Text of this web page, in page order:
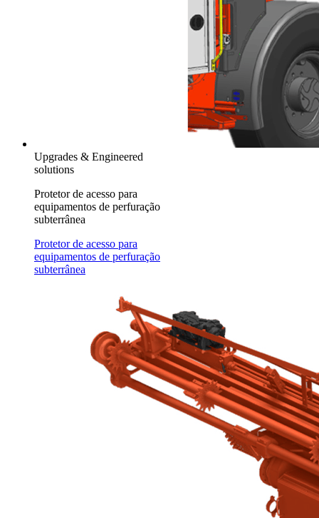
Upgrades & Engineered
solutions
Protetor de acesso para
equipamentos de perfuração
subterrânea
Protetor de acesso para
equipamentos de perfuração
subterrânea